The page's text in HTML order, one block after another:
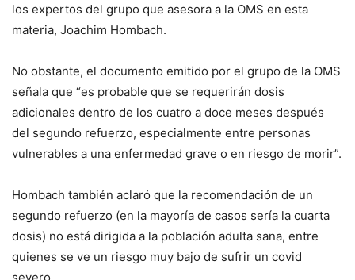
los expertos del grupo que asesora a la OMS en esta
materia, Joachim Hombach.
No obstante, el documento emitido por el grupo de la OMS
señala que “es probable que se requerirán dosis
adicionales dentro de los cuatro a doce meses después
del segundo refuerzo, especialmente entre personas
vulnerables a una enfermedad grave o en riesgo de morir”.
Hombach también aclaró que la recomendación de un
segundo refuerzo (en la mayoría de casos sería la cuarta
dosis) no está dirigida a la población adulta sana, entre
quienes se ve un riesgo muy bajo de sufrir un covid